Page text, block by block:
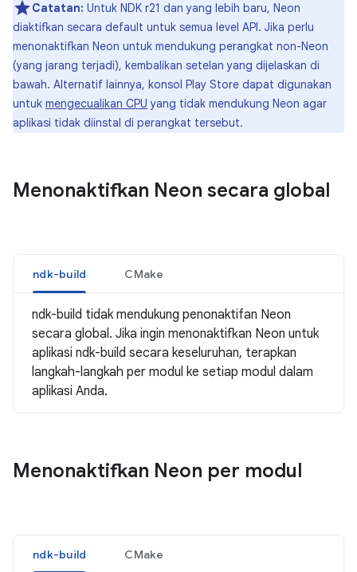
Catatan: Untuk NDK r21 dan yang lebih baru, Neon
diaktifkan secara default untuk semua level API. Jika perlu
menonaktifkan Neon untuk mendukung perangkat non-Neon
(yang jarang terjadi), kembalikan setelan yang dijelaskan di
bawah. Alternatif lainnya, konsol Play Store dapat digunakan
untuk mengecualikan CPU yang tidak mendukung Neon agar
aplikasi tidak diinstal di perangkat tersebut.
Menonaktifkan Neon secara global
ndk-build CMake
ndk-build tidak mendukung penonaktifan Neon
secara global. Jika ingin menonaktifkan Neon untuk
aplikasi ndk-build secara keseluruhan, terapkan
langkah-langkah per modul ke setiap modul dalam
aplikasi Anda.
Menonaktifkan Neon per modul
ndk-build CMake